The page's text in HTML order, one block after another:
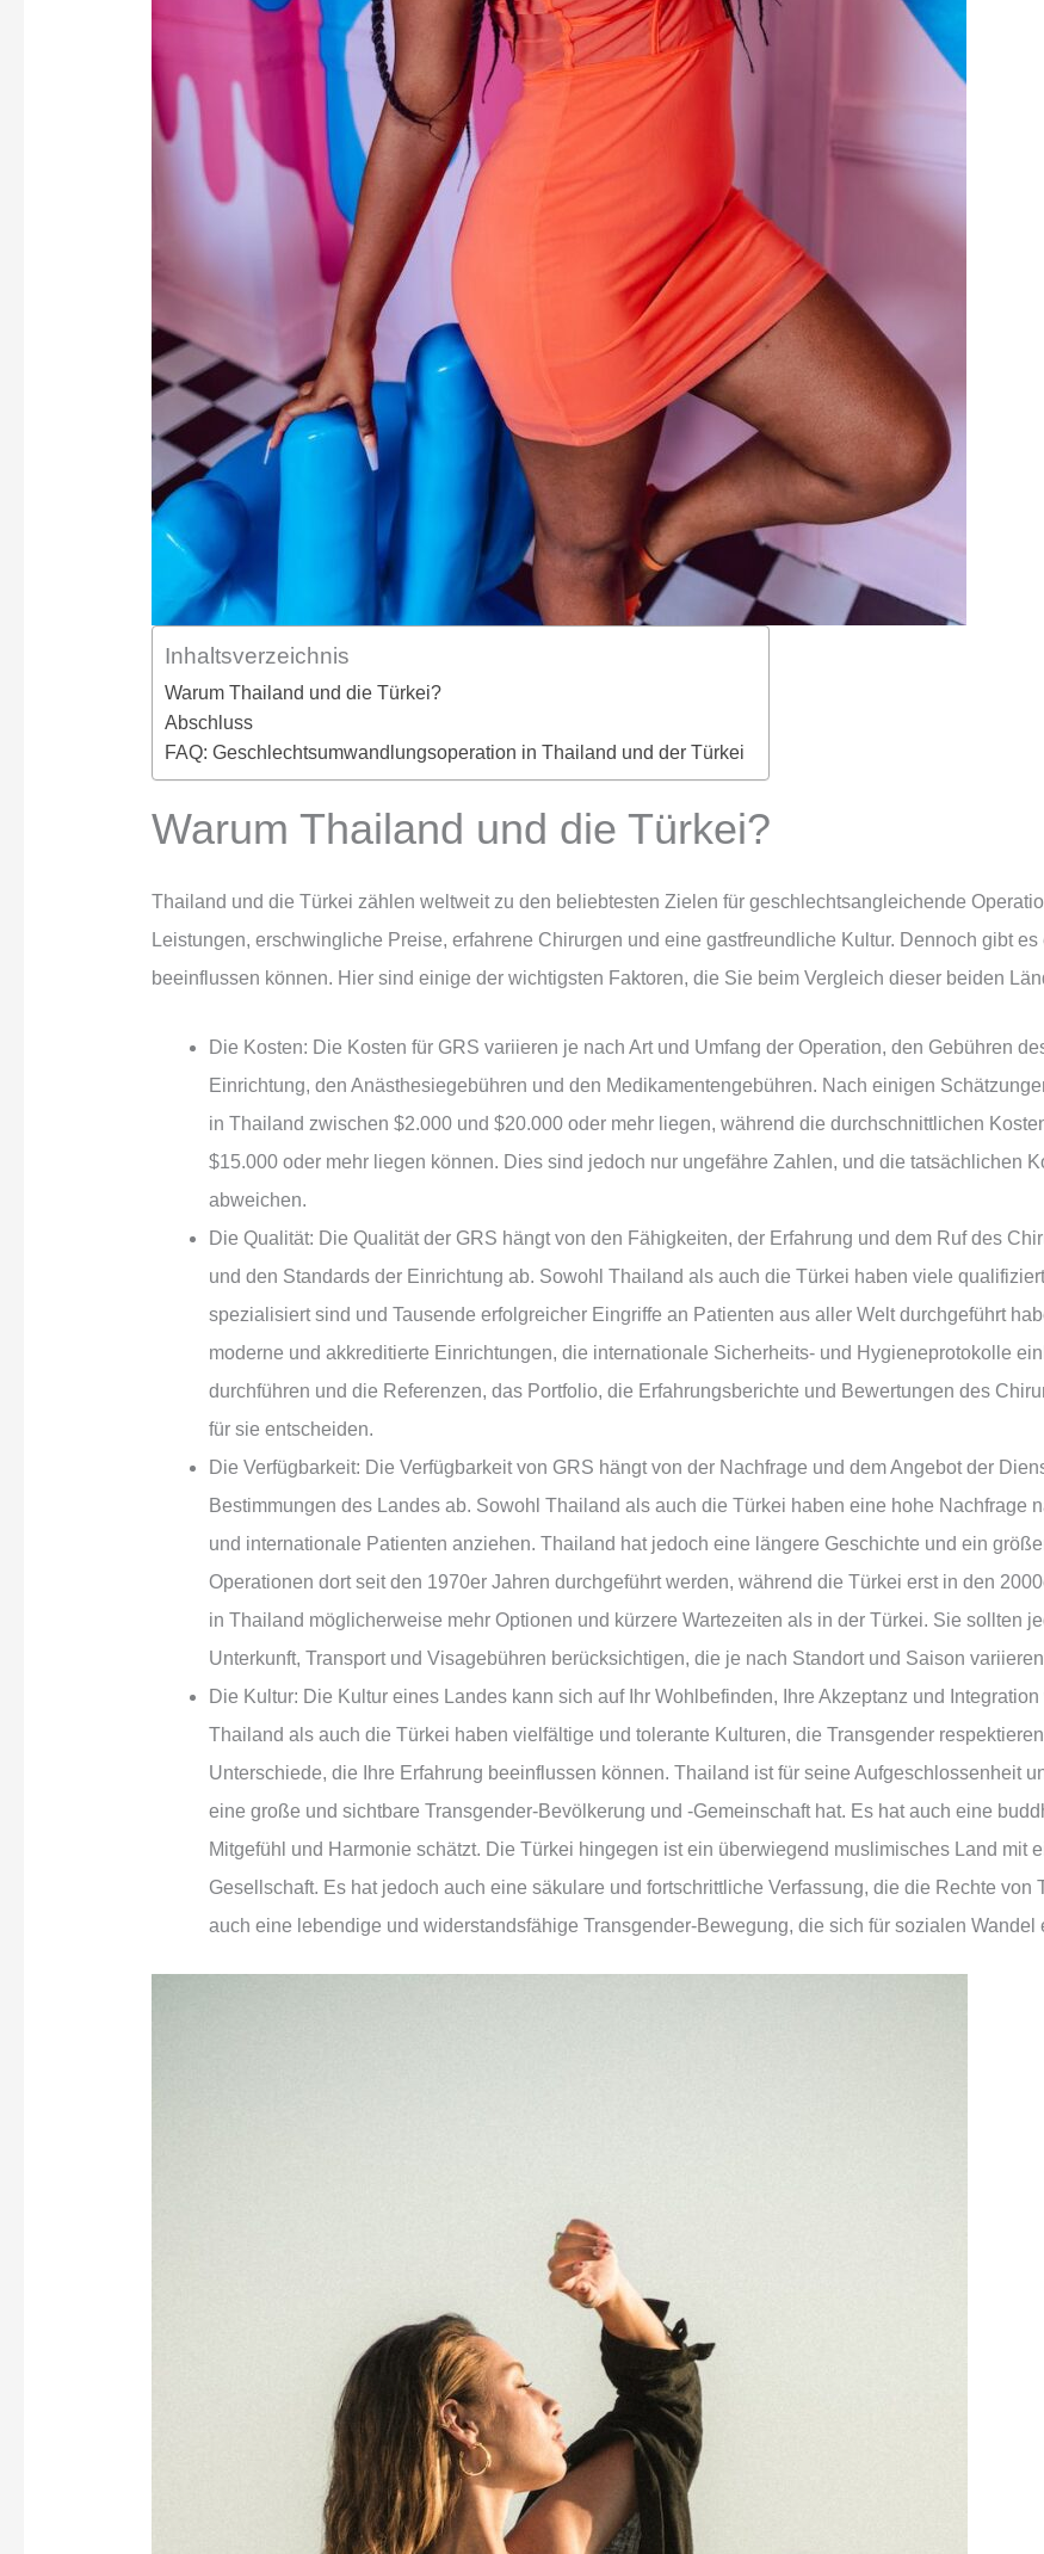
Inhaltsverzeichnis
Warum Thailand und die Türkei?
Abschluss
FAQ: Geschlechtsumwandlungsoperation in Thailand und der Türkei
Warum Thailand und die Türkei?
Thailand und die Türkei zählen weltweit zu den beliebtesten Zielen für geschlechtsangleichende
Leistungen, erschwingliche Preise, erfahrene Chirurgen und eine gastfreundliche Kultur. Dennoch gibt
beeinflussen können. Hier sind einige der wichtigsten Faktoren, die Sie beim Vergleich dieser beiden
Die Kosten: Die Kosten für GRS variieren je nach Art und Umfang der Operation, den Gebühren
Einrichtung, den Anästhesiegebühren und den Medikamentengebühren. Nach einigen
in Thailand zwischen $2.000 und $20.000 oder mehr liegen, während die durchschnittlichen
$15.000 oder mehr liegen können. Dies sind jedoch nur ungefähre Zahlen, und die tatsächlichen
abweichen.
Die Qualität: Die Qualität der GRS hängt von den Fähigkeiten, der Erfahrung und dem Ruf des
und den Standards der Einrichtung ab. Sowohl Thailand als auch die Türkei haben viele
spezialisiert sind und Tausende erfolgreicher Eingriffe an Patienten aus aller Welt durchgeführt
moderne und akkreditierte Einrichtungen, die internationale Sicherheits- und Hygieneprotokolle
durchführen und die Referenzen, das Portfolio, die Erfahrungsberichte und Bewertungen des
für sie entscheiden.
Die Verfügbarkeit: Die Verfügbarkeit von GRS hängt von der Nachfrage und dem Angebot der
Bestimmungen des Landes ab. Sowohl Thailand als auch die Türkei haben eine hohe Nachfrage
und internationale Patienten anziehen. Thailand hat jedoch eine längere Geschichte und ein
Operationen dort seit den 1970er Jahren durchgeführt werden, während die Türkei erst in den
in Thailand möglicherweise mehr Optionen und kürzere Wartezeiten als in der Türkei. Sie sollten
Unterkunft, Transport und Visagebühren berücksichtigen, die je nach Standort und Saison
Die Kultur: Die Kultur eines Landes kann sich auf Ihr Wohlbefinden, Ihre Akzeptanz und
Thailand als auch die Türkei haben vielfältige und tolerante Kulturen, die Transgender
Unterschiede, die Ihre Erfahrung beeinflussen können. Thailand ist für seine Aufgeschlossenheit
eine große und sichtbare Transgender-Bevölkerung und -Gemeinschaft hat. Es hat auch eine
Mitgefühl und Harmonie schätzt. Die Türkei hingegen ist ein überwiegend muslimisches Land mit
Gesellschaft. Es hat jedoch auch eine säkulare und fortschrittliche Verfassung, die die Rechte von
auch eine lebendige und widerstandsfähige Transgender-Bewegung, die sich für sozialen Wandel